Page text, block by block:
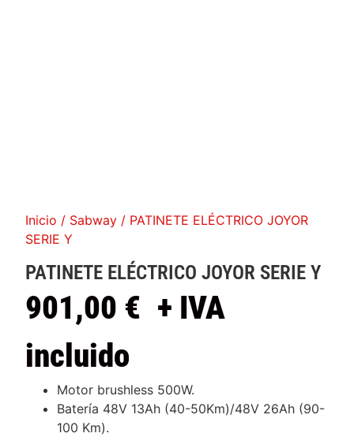
Inicio / Sabway / PATINETE ELÉCTRICO JOYOR
SERIE Y
PATINETE ELÉCTRICO JOYOR SERIE Y
901,00 € + IVA
incluido
Motor brushless 500W.
Batería 48V 13Ah (40-50Km)/48V 26Ah (90-
100 Km).